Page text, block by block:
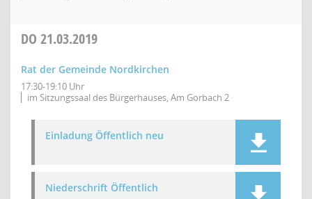
DO 21.03.2019
Rat der Gemeinde Nordkirchen
17:30-19:10 Uhr
im Sitzungssaal des Bürgerhauses, Am Gorbach 2
Einladung Öffentlich neu
Niederschrift Öffentlich